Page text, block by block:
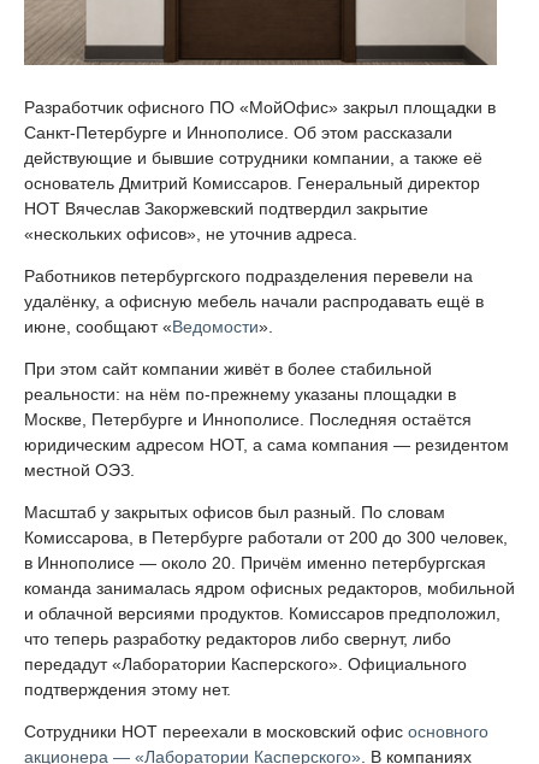
Разработчик офисного ПО «МойОфис» закрыл площадки в
Санкт-Петербурге и Иннополисе. Об этом рассказали
действующие и бывшие сотрудники компании, а также её
основатель Дмитрий Комиссаров. Генеральный директор
НОТ Вячеслав Закоржевский подтвердил закрытие
«нескольких офисов», не уточнив адреса.
Работников петербургского подразделения перевели на
удалёнку, а офисную мебель начали распродавать ещё в
июне, сообщают «Ведомости».
При этом сайт компании живёт в более стабильной
реальности: на нём по-прежнему указаны площадки в
Москве, Петербурге и Иннополисе. Последняя остаётся
юридическим адресом НОТ, а сама компания — резидентом
местной ОЭЗ.
Масштаб у закрытых офисов был разный. По словам
Комиссарова, в Петербурге работали от 200 до 300 человек,
в Иннополисе — около 20. Причём именно петербургская
команда занималась ядром офисных редакторов, мобильной
и облачной версиями продуктов. Комиссаров предположил,
что теперь разработку редакторов либо свернут, либо
передадут «Лаборатории Касперского». Официального
подтверждения этому нет.
Сотрудники НОТ переехали в московский офис основного
акционера — «Лаборатории Касперского» . В компаниях